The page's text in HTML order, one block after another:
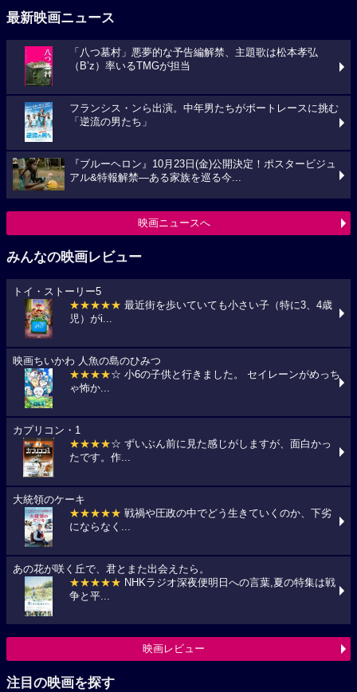
最新映画ニュース
「八つ墓村」悪夢的な予告編解禁、主題歌は松本孝弘
（B’z）率いるTMGが担当
フランシス・ンら出演。中年男たちがボートレースに挑む
「逆流の男たち」
『ブルーヘロン』10月23日(金)公開決定！ポスタービジュ
アル&特報解禁―ある家族を巡る今...
映画ニュースへ
みんなの映画レビュー
トイ・ストーリー5
★★★★★ 最近街を歩いていても小さい子（特に3、4歳
児）がi...
映画ちいかわ 人魚の島のひみつ
★★★★☆ 小6の子供と行きました。 セイレーンがめっち
ゃ怖か...
カプリコン・1
★★★★☆ ずいぶん前に見た感じがしますが、面白かっ
たです。作...
大統領のケーキ
★★★★★ 戦禍や圧政の中でどう生きていくのか、下劣
にならなく...
あの花が咲く丘で、君とまた出会えたら。
★★★★★ NHKラジオ深夜便明日への言葉,夏の特集は戦
争と平...
映画レビュー
注目の映画を探す